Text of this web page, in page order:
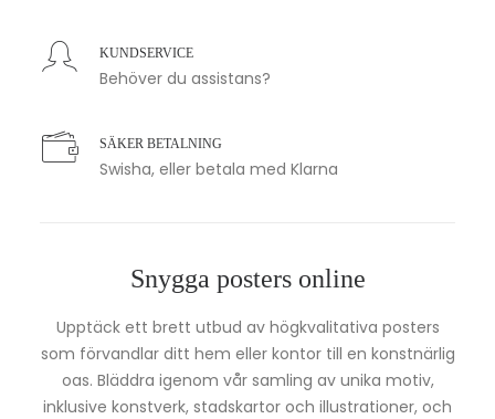
KUNDSERVICE
Behöver du assistans?
SÄKER BETALNING
Swisha, eller betala med Klarna
Snygga posters online
Upptäck ett brett utbud av högkvalitativa posters
som förvandlar ditt hem eller kontor till en konstnärlig
oas. Bläddra igenom vår samling av unika motiv,
inklusive konstverk, stadskartor och illustrationer, och